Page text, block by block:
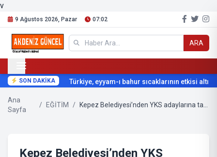
v
9 Ağustos 2026, Pazar 07:02
ARA
SON DAKİKA Türkiye, eyyam-ı bahur sıcaklarının etkisi altına
Ana
Sayfa
/ EĞİTİM /
Kepez Belediyesi’nden YKS